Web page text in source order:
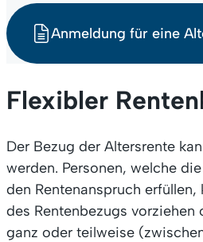
Anmeldung für eine
Flexibler
Der Bezug der Altersrente
werden. Personen, welche
den Rentenanspruch
des Rentenbezugs
ganz oder teilweise